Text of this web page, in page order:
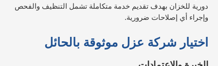
دورية للخزان بهدف تقديم خدمة متكاملة تشمل التنظيف والفحص
وإجراء أي إصلاحات ضرورية.
اختيار شركة عزل موثوقة بالحائل